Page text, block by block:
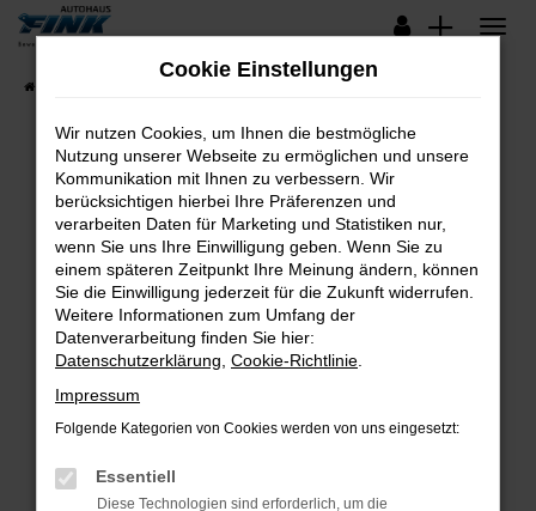
Zum
springen
Lagerfahrzeuge
Fehler: Network Error
Beim Laden ist ein Fehler aufgetreten.
Hier sind ein paar Tipps, die dir helfen können:
Überprüfe deine Firewall und deine
Internetverbindung.
Laden andere Webseiten, zum Beispiel deine
Suchmaschine?
Prüfe deine Browsererweiterungen.
können das Laden bestimmter Seiten
verhindern. Funktioniert die Seite in einem
Cookie Einstellungen
Wir nutzen Cookies, um Ihnen die bestmögliche
Nutzung unserer Webseite zu ermöglichen und unsere
Kommunikation mit Ihnen zu verbessern. Wir
berücksichtigen hierbei Ihre Präferenzen und
verarbeiten Daten für Marketing und Statistiken nur,
wenn Sie uns Ihre Einwilligung geben. Wenn Sie zu
einem späteren Zeitpunkt Ihre Meinung ändern, können
Sie die Einwilligung jederzeit für die Zukunft widerrufen.
Weitere Informationen zum Umfang der
Datenverarbeitung finden Sie hier:
Datenschutzerklärung Cookie-Richtlinie
Impressum
Folgende Kategorien von Cookies werden von uns eingesetzt:
Essentiell
Diese Technologien sind erforderlich, um die